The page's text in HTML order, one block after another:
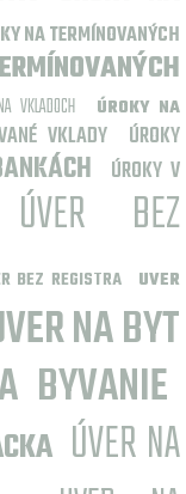
NA TERMÍNOVANÝCH
VKLADOCH
ÚROKY NA
VKLADY
ÚROKY
ÚROKY V
ÚVER BEZ
BEZ REGISTRA UVER
NA BYT
BYVANIE
ÚVER NA